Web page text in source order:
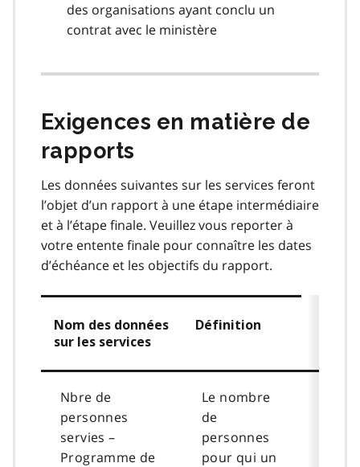
des organisations ayant conclu un
contrat avec le ministère
Exigences en matière de
rapports
Les données suivantes sur les services feront
l’objet d’un rapport à une étape intermédiaire
et à l’étape finale. Veuillez vous reporter à
votre entente finale pour connaître les dates
d’échéance et les objectifs du rapport.
Nom des données
sur les services
Définition
Nbre de
personnes
servies –
Programme de
Le nombre
de
personnes
pour qui un